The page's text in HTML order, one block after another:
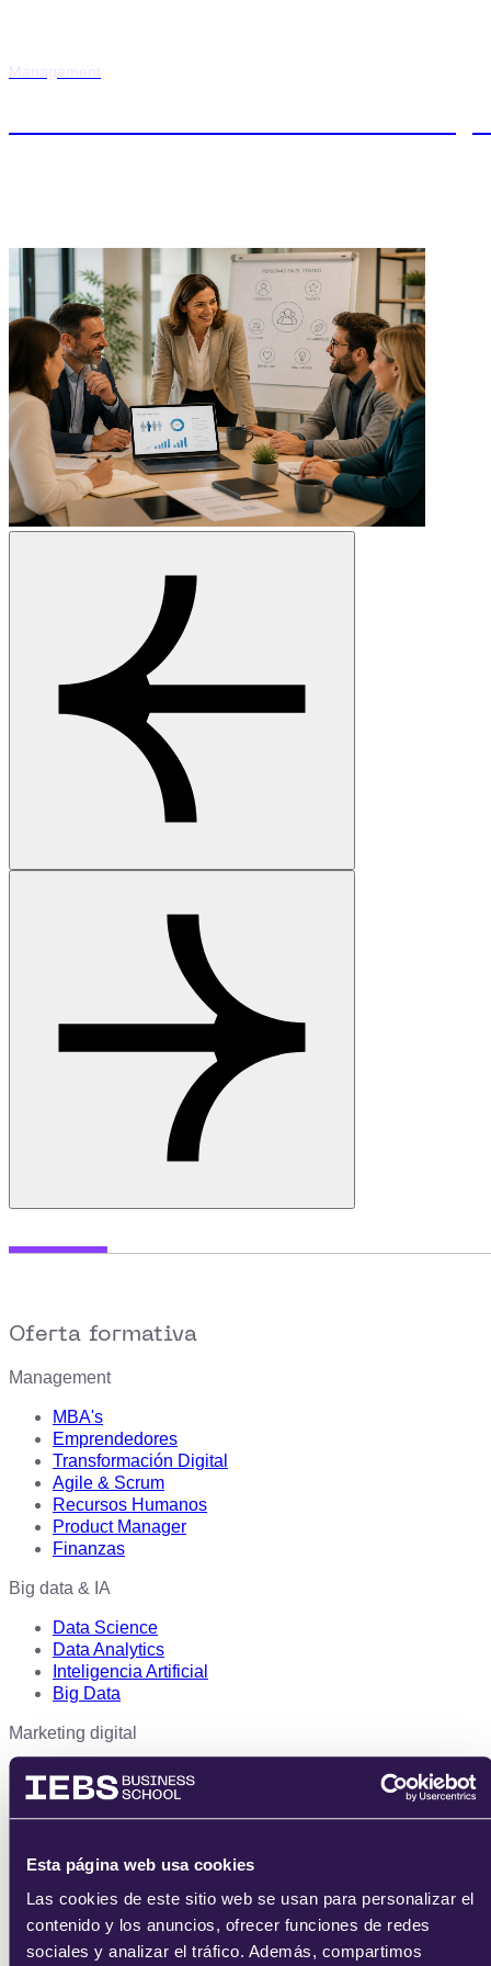
Esta página web usa cookies
Las cookies de este sitio web se usan para personalizar el
contenido y los anuncios, ofrecer funciones de redes
sociales y analizar el tráfico. Además, compartimos
Management
Oferta formativa
Management
MBA's
Emprendedores
Transformación Digital
Agile & Scrum
Recursos Humanos
Product Manager
Finanzas
Big data & IA
Data Science
Data Analytics
Inteligencia Artificial
Big Data
Marketing digital
SEO/SEM
e-Commerce
Inbound Marketing
Redes Sociales
Gamificación
Marketing Estratégico
Dirección y Ventas